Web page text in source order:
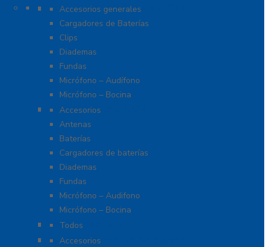
Accesorios para Hytera (HYT)
Accesorios generales
Cargadores de Baterías
Clips
Diademas
Fundas
Micrófono – Audífono
Micrófono – Bocina
Accesorios para ICOM
Accesorios
Antenas
Baterías
Cargadores de baterías
Diademas
Fundas
Micrófono – Audifono
Micrófono – Bocina
Radios Amateur
Todos
Accesorios para Otras Marcas
Accesorios